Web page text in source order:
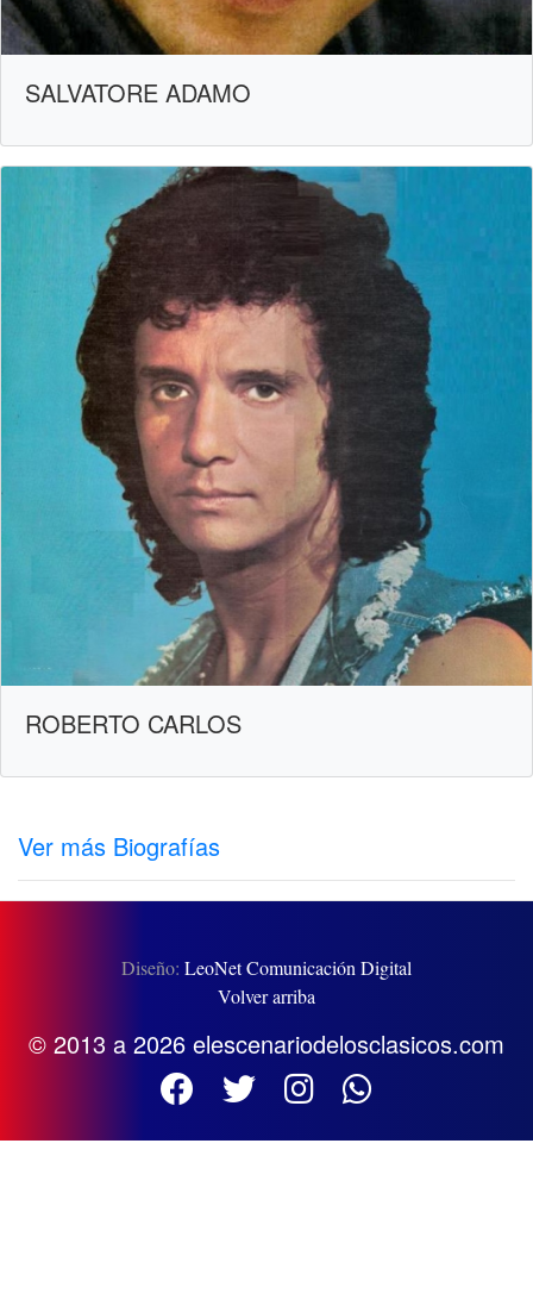
SALVATORE ADAMO
ROBERTO CARLOS
Ver más Biografías
Diseño: LeoNet Comunicación Digital
Volver arriba
© 2013 a 2026 elescenariodelosclasicos.com